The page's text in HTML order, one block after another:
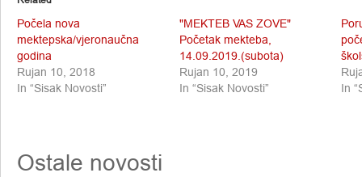
Počela nova
mektepska/vjeronaučna
godina
Rujan 10, 2018
In “Sisak Novosti”
"MEKTEB VAS ZOVE"
Početak mekteba,
14.09.2019.(subota)
Rujan 10, 2019
In “Sisak Novosti”
In
Ostale novosti